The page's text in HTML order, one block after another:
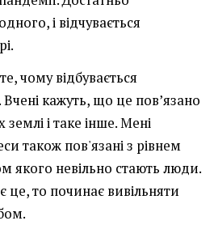
і відчувається
чому відбувається
кажуть, що це пов’язано
і таке інше. Мені
також пов'язані з рівнем
якого невільно стають люди.
це, то починає вивільняти